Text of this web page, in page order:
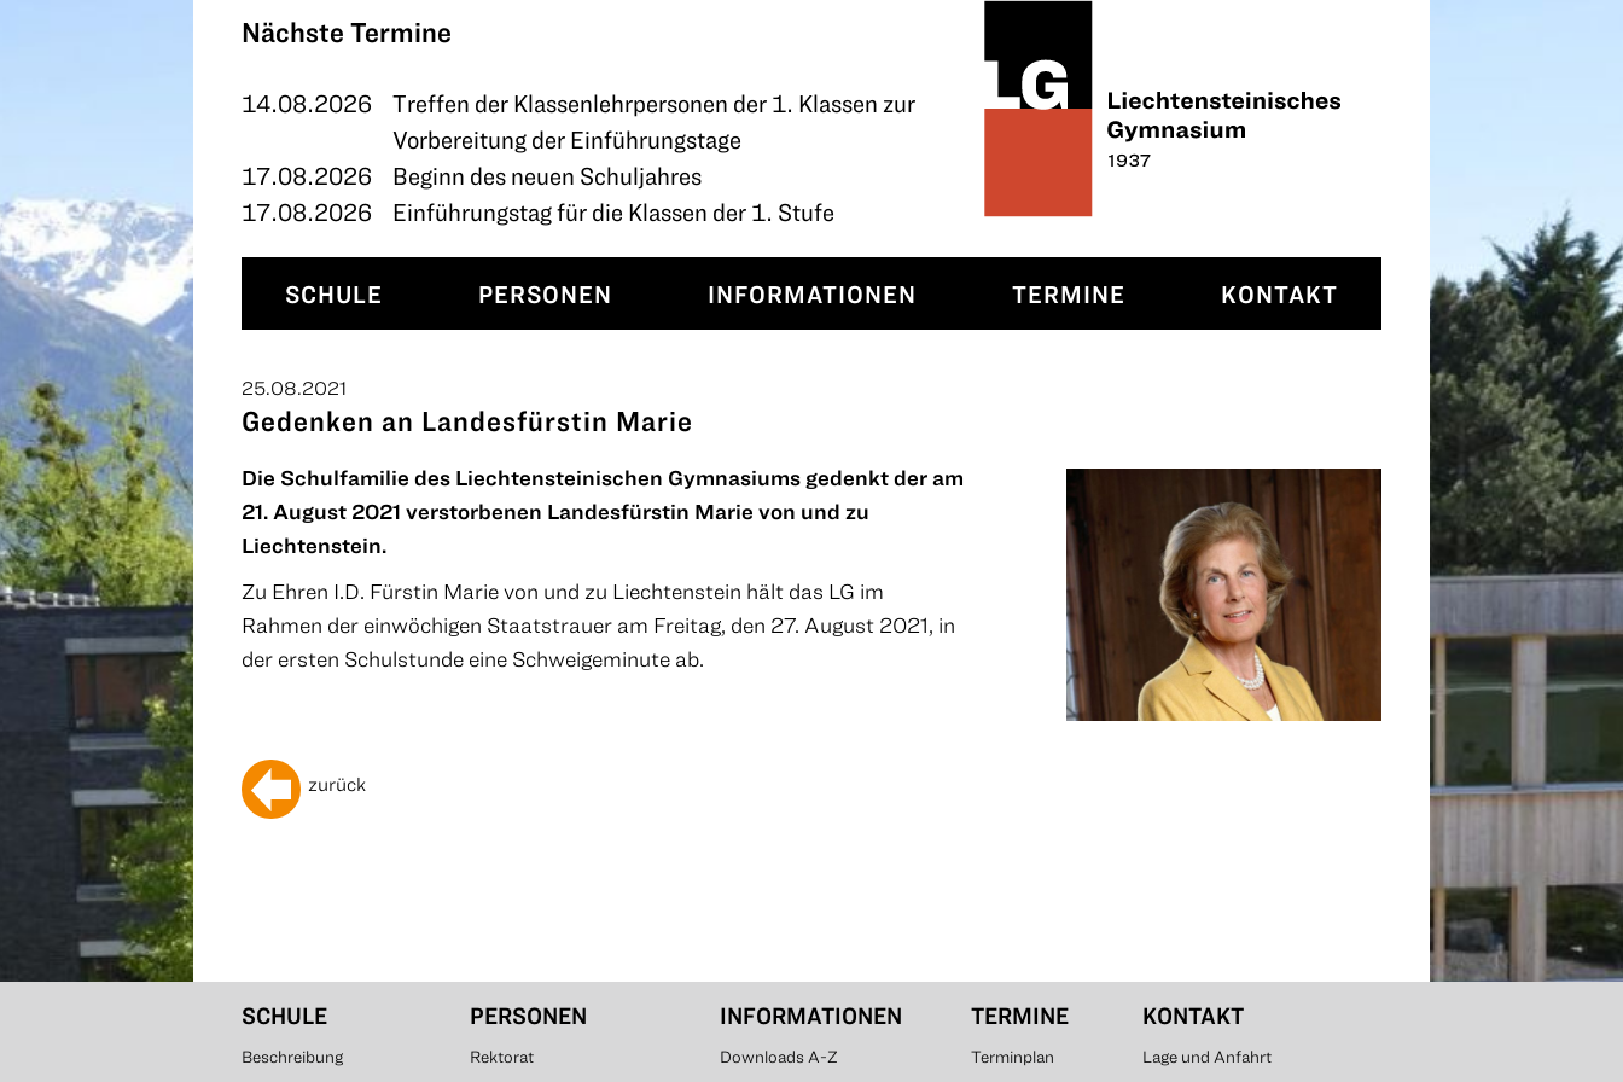
Nächste Termine
14.08.2026
Treffen der Klassenlehrpersonen der 1. Klassen zur
Vorbereitung der Einführungstage
17.08.2026
Beginn des neuen Schuljahres
17.08.2026
Einführungstag für die Klassen der 1. Stufe
SCHULE PERSONEN INFORMATIONEN TERMINE KONTAKT
25.08.2021
Gedenken an Landesfürstin Marie
Die Schulfamilie des Liechtensteinischen Gymnasiums gedenkt der am
21. August 2021 verstorbenen Landesfürstin Marie von und zu
Liechtenstein.
Zu Ehren I.D. Fürstin Marie von und zu Liechtenstein hält das LG im
Rahmen der einwöchigen Staatstrauer am Freitag, den 27. August 2021, in
der ersten Schulstunde eine Schweigeminute ab.
zurück
SCHULE
Beschreibung
PERSONEN
Rektorat
INFORMATIONEN
Downloads A-Z
TERMINE
Terminplan
KONTAKT
Lage und Anfahrt